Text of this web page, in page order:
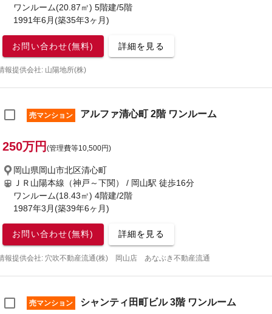
ワンルーム(20.87㎡) 5階建/5階
1991年6月(築35年3ヶ月)
お問い合わせ(無料) 詳細を見る
報提供会社: 山陽地所(株)
売マンション アルファ清心町 2階 ワンルーム
250万円 (管理費等10,500円)
岡山県岡山市北区清心町
ＪＲ山陽本線（神戸～下関） / 岡山駅 徒歩16分
ワンルーム(18.43㎡) 4階建/2階
1987年3月(築39年6ヶ月)
お問い合わせ(無料) 詳細を見る
報提供会社: 穴吹不動産流通(株) 岡山店 あなぶき不動産流通
売マンション シャンティ田町ビル 3階 ワンルーム